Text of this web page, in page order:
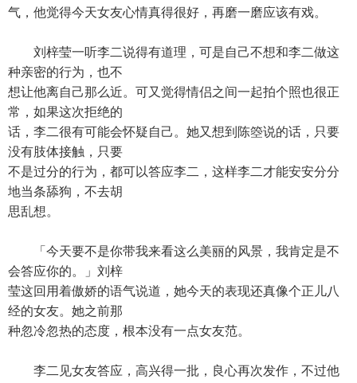
气，他觉得今天女友心情真得很好，再磨一磨应该有戏。
刘梓莹一听李二说得有道理，可是自己不想和李二做这
种亲密的行为，也不
想让他离自己那么近。可又觉得情侣之间一起拍个照也很正
常，如果这次拒绝的
话，李二很有可能会怀疑自己。她又想到陈箜说的话，只要
没有肢体接触，只要
不是过分的行为，都可以答应李二，这样李二才能安安分分
地当条舔狗，不去胡
思乱想。
「今天要不是你带我来看这么美丽的风景，我肯定是不
会答应你的。」刘梓
莹这回用着傲娇的语气说道，她今天的表现还真像个正儿八
经的女友。她之前那
种忽冷忽热的态度，根本没有一点女友范。
李二见女友答应，高兴得一批，良心再次发作，不过他